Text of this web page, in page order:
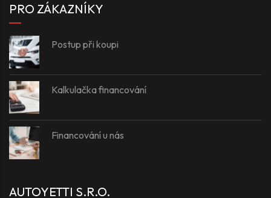
PRO ZÁKAZNÍKY
Postup při koupi
Kalkulačka financování
Financování u nás
AUTOYETTI S.R.O.